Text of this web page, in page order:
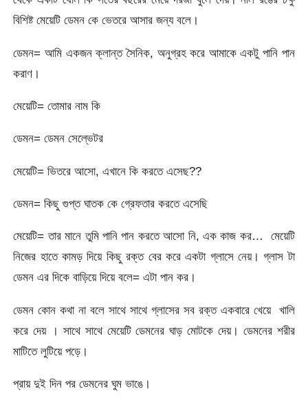
বিশিষ্ট মেয়েটি ডেমন কে ভেতরে আসার জন্য বলে।
ডেমন= আমি একজন ক্লান্ত সৈনিক, অনুগ্রহ করে আমাকে একটু পানি পান
করাণ।
মেয়েটি= তোমার নাম কি
ডেমন= ডেমন সেল্ভেটর
মেয়েটি= ভিতরে আসো, এখানে কি করতে এসেছ??
ডেমন= কিছু গুপ্ত ঘাতক কে গ্রেফতার করতে এসেছি
মেয়েটি= তার মানে তুমি পানি পান করতে আসো নি, এক কাজ কর… মেয়েটি
নিজের হাতে কামড় দিয়ে কিছু রক্ত বের করে একটা গ্লাসে নেয়। গ্লাস টা
ডেমন এর দিকে বাড়িয়ে দিয়ে বলে= এটা পান কর।
ডেমন কোন কথা না বলে সাথে সাথে গ্লাসের সব রক্ত একবারে খেয়ে খালি
করে দেয় । সাথে সাথে মেয়েটি ডেমনের ঘাড় মোটকে দেয়। ডেমনের শরীর
মাটিতে লুটিয়ে পড়ে।
প্রায় দুই দিন পর ডেমনের ঘুম ভাঙে।